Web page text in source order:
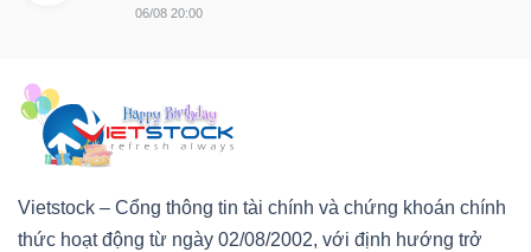
06/08 20:00
Vietstock – Cổng thông tin tài chính và chứng khoán chính
thức hoạt động từ ngày 02/08/2002, với định hướng trở